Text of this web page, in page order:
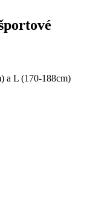
a L (170-188cm)